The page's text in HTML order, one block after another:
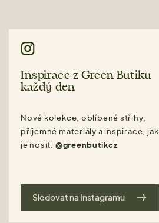
Inspirace z Green Butiku
každý den
Nové kolekce, oblíbené střihy,
příjemné materiály a inspirace, jak
je nosit. @greenbutikcz
Sledovat na Instagramu